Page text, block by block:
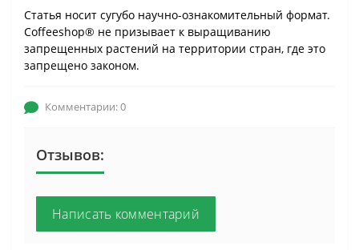
Статья носит сугубо научно-ознакомительный формат.
Coffeeshop® не призывает к выращиванию
запрещенных растений на территории стран, где это
запрещено законом.
Комментарии: 0
Отзывов:
Написать комментарий